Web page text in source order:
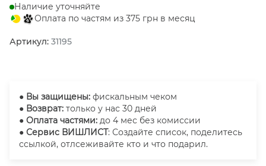
Наличие уточняйте
Оплата по частям из 375 грн в месяц
Артикул: 31195
● Вы защищены: фискальным чеком
● Возврат: только у нас 30 дней
● Оплата частями: до 4 мес без комиссии
● Сервис ВИШЛИСТ: Создайте список, поделитесь
ссылкой, отлсеживайте кто и что подарил.